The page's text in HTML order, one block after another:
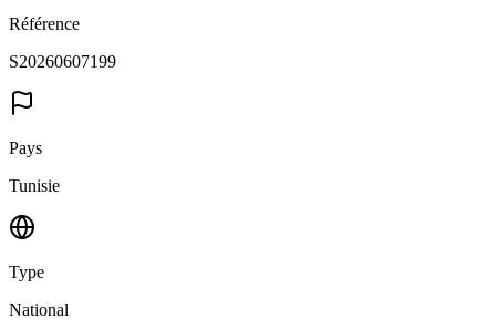
Référence
S20260607199
Pays
Tunisie
Type
National